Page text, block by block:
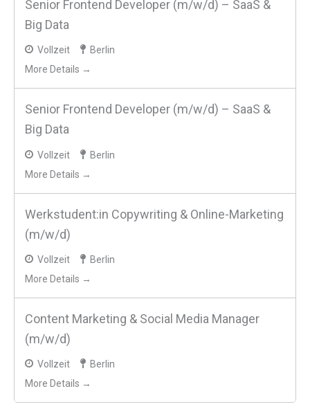
Senior Frontend Developer (m/w/d) – SaaS &
Big Data
Vollzeit
Berlin
More Details →
Senior Frontend Developer (m/w/d) – SaaS &
Big Data
Vollzeit
Berlin
More Details →
Werkstudent:in Copywriting & Online-Marketing
(m/w/d)
Vollzeit
Berlin
More Details →
Content Marketing & Social Media Manager
(m/w/d)
Vollzeit
Berlin
More Details →